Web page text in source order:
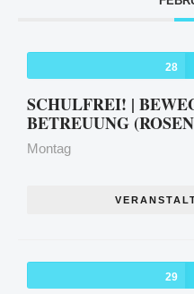
28
SCHULFREI! |
BETREUUNG
Montag
29